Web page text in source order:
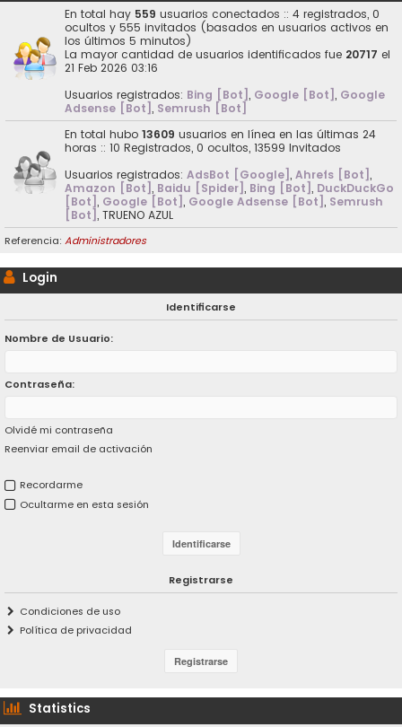
En total hay 559 usuarios conectados :: 4 registrados, 0
ocultos y 555 invitados (basados en usuarios activos en
los últimos 5 minutos)
La mayor cantidad de usuarios identificados fue 20717 el
21 Feb 2026 03:16
Usuarios registrados: Bing [Bot], Google [Bot], Google
Adsense [Bot], Semrush [Bot]
En total hubo 13609 usuarios en línea en las últimas 24
horas :: 10 Registrados, 0 ocultos, 13599 Invitados
Usuarios registrados: AdsBot [Google], Ahrefs [Bot],
Amazon [Bot], Baidu [Spider], Bing [Bot], DuckDuckGo
[Bot], Google [Bot], Google Adsense [Bot], Semrush
[Bot], TRUENO AZUL
Referencia: Administradores
Login
Identificarse
Nombre de Usuario:
Contraseña:
Olvidé mi contraseña
Reenviar email de activación
Recordarme
Ocultarme en esta sesión
Registrarse
Condiciones de uso
Política de privacidad
Statistics